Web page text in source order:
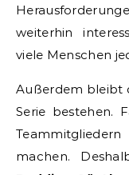
weiterhin
viele Menschen
Außerdem bleibt
Serie bestehen.
machen.